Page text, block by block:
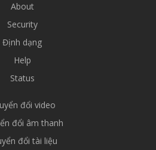
About
Security
Định dạng
Help
Status
đổi video
đổi âm thanh
đổi tài liệu